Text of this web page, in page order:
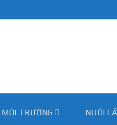
TRƯỜNG NUÔI